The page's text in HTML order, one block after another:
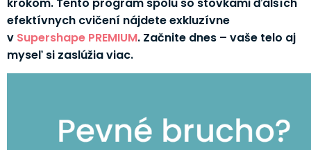
krokom. Tento program spolu so stovkami ďalších
efektívnych cvičení nájdete exkluzívne
v Supershape PREMIUM. Začnite dnes – vaše telo aj
myseľ si zaslúžia viac.